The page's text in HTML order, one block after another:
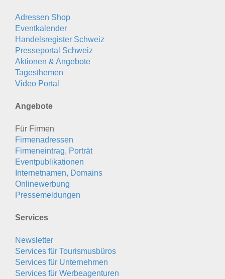
Adressen Shop
Eventkalender
Handelsregister Schweiz
Presseportal Schweiz
Aktionen & Angebote
Tagesthemen
Video Portal
Angebote
Für Firmen
Firmenadressen
Firmeneintrag, Porträt
Eventpublikationen
Internetnamen, Domains
Onlinewerbung
Pressemeldungen
Services
Newsletter
Services für Tourismusbüros
Services für Unternehmen
Services für Werbeagenturen